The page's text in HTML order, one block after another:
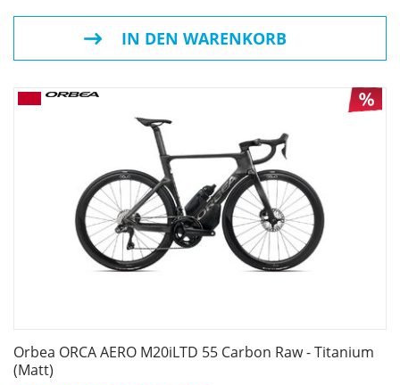
IN DEN WARENKORB
Orbea ORCA AERO M20iLTD 55 Carbon Raw - Titanium
(Matt)